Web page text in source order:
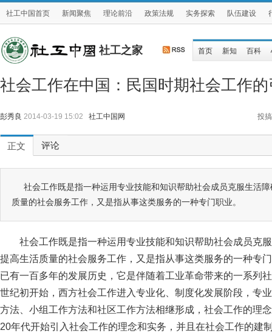
社工中国首页 新闻聚焦 理论前沿 政策法规 实务探索 队伍建设
社工之家 首页 新知 百科
社会工作在中国：民国时期社会工作
彭秀良 2014-03-19 15:02 社工中国网 投搞
正文 评论
社会工作既是指一种运用专业技能和知识帮助社会成员克服生活
质量的社会服务工作，又是指从事这类服务的一种专门职业。
社会工作既是指一种运用专业技能和知识帮助社会成员克
提高生活质量的社会服务工作，又是指从事这类服务的一种专
已有一百多年的发展历史，它是伴随着工业革命带来的一系列
世纪初开始，西方社会工作进入专业化、制度化发展阶段，专
方法、小组工作方法和社区工作方法相继形成，社会工作的理
20年代开始引入社会工作的理念和实务，并且在社会工作的建